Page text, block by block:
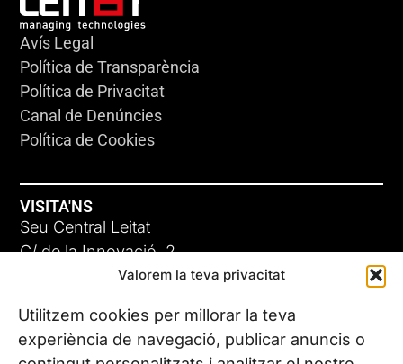
Valorem la teva privacitat
Utilitzem cookies per millorar la teva
experiència de navegació, publicar anuncis o
Avís Legal
Política de Transparència
Política de Privacitat
Canal de Denúncies
Política de Cookies
VISITA'NS
Seu Central Leitat
C/ de la Innovació, 2
08225 Terrassa, (Barcelona)
Coneix les nostres seus